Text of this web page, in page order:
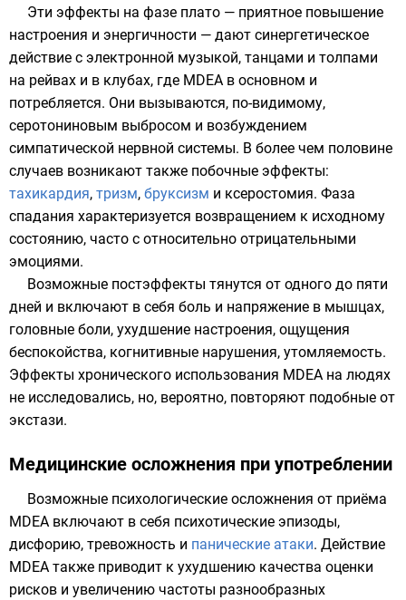
Эти эффекты на фазе плато — приятное повышение
настроения и энергичности — дают синергетическое
действие с электронной музыкой, танцами и толпами
на рейвах и в клубах, где MDEA в основном и
потребляется. Они вызываются, по-видимому,
серотониновым выбросом и возбуждением
симпатической нервной системы. В более чем половине
случаев возникают также побочные эффекты:
тахикардия, тризм, бруксизм и ксеростомия. Фаза
спадания характеризуется возвращением к исходному
состоянию, часто с относительно отрицательными
эмоциями.
Возможные постэффекты тянутся от одного до пяти
дней и включают в себя боль и напряжение в мышцах,
головные боли, ухудшение настроения, ощущения
беспокойства, когнитивные нарушения, утомляемость.
Эффекты хронического использования MDEA на людях
не исследовались, но, вероятно, повторяют подобные от
экстази.
Медицинские осложнения при употреблении
Возможные психологические осложнения от приёма
MDEA включают в себя психотические эпизоды,
дисфорию, тревожность и панические атаки. Действие
MDEA также приводит к ухудшению качества оценки
рисков и увеличению частоты разнообразных